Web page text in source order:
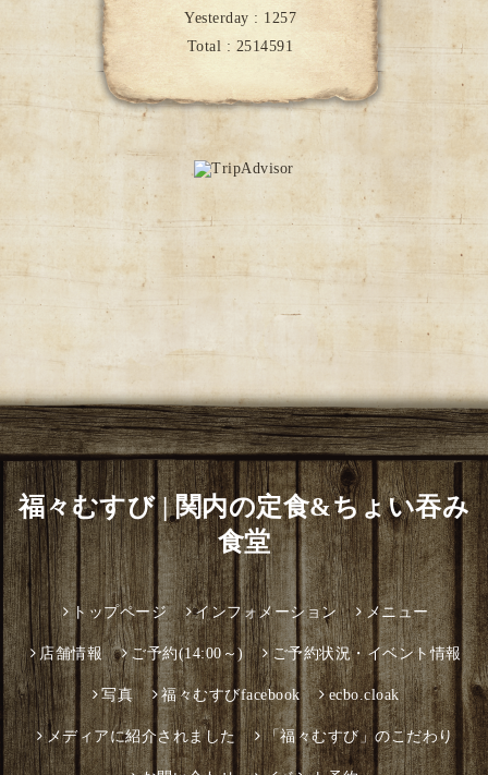
Yesterday : 1257
Total : 2514591
福々むすび | 関内の定食&ちょい吞み
食堂
トップページ インフォメーション メニュー
店舗情報 ご予約(14:00～) ご予約状況・イベント情報
写真 福々むすびfacebook ecbo.cloak
メディアに紹介されました 「福々むすび」のこだわり